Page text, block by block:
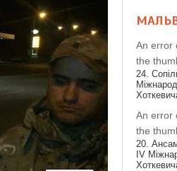
An error
the
24.
An error
the
20.
IV